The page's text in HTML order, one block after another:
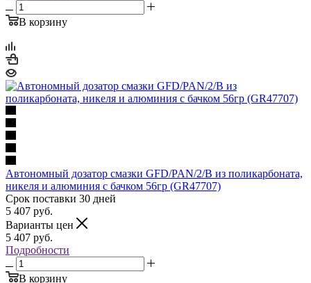
В корзину
Автономный дозатор смазки GFD/PAN/2/B из поликарбоната,
никеля и алюминия с бачком 56гр (GR47707)
Срок поставки 30 дней
5 407 руб.
Варианты цен
5 407 руб.
Подробности
В корзину